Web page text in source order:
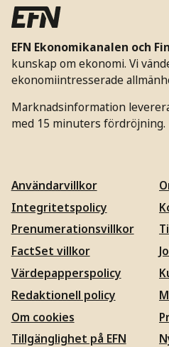
EFN Ekonomikanalen och
kunskap om ekonomi. Vi
ekonomiintresserade
Marknadsinformation
med 15 minuters fördröjning.
Användarvillkor
Integritetspolicy
Prenumerationsvillkor
FactSet villkor
Värdepapperspolicy
Redaktionell policy
Om cookies
Tillgänglighet på EFN